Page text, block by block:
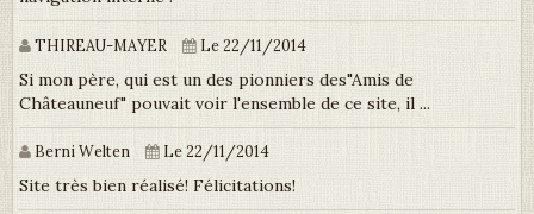
THIREAU-MAYER Le 22/11/2014
Si mon père, qui est un des pionniers des"Amis de
Châteauneuf" pouvait voir l'ensemble de ce site, il ...
Berni Welten Le 22/11/2014
Site très bien réalisé! Félicitations!